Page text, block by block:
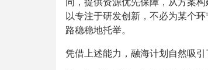
以专注于研发创新，不必为某个
路稳稳地托举。
凭借上述能力，融海计划自然吸